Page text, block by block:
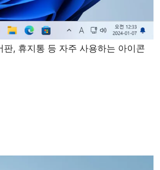
, 휴지통 등 자주 사용하는 아이콘